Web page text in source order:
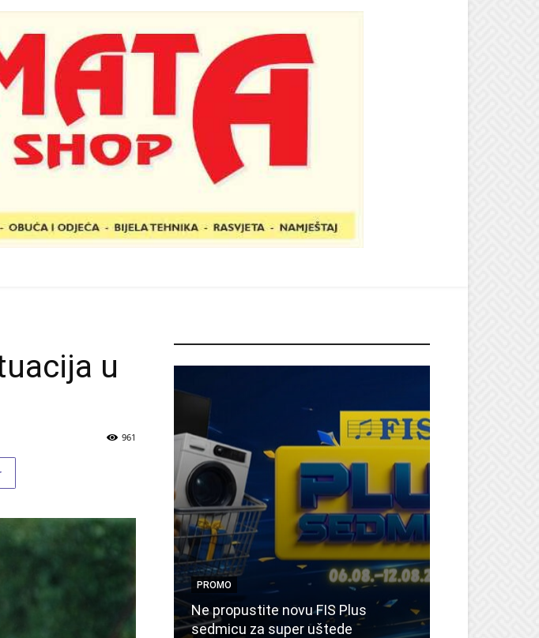
u
961
PROMO
Ne propustite novu FIS Plus
sedmicu za super uštede